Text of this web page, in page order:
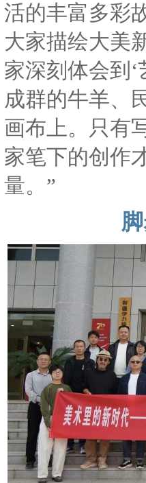
活的丰富多彩
大家描绘大美
家深刻体会到
成群的牛羊、
画布上。只有
家笔下的创作
量。”